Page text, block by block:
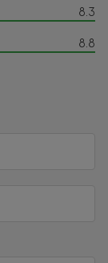
8.3
8.8